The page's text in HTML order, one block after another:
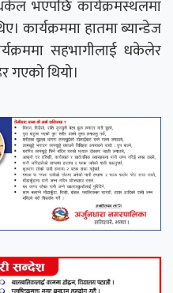
भएपछि कार्यक्रमस्थलमा
कार्यक्रममा हातमा ब्यान्डेज
सहभागीलाई धकेलेर
गएको थियो।